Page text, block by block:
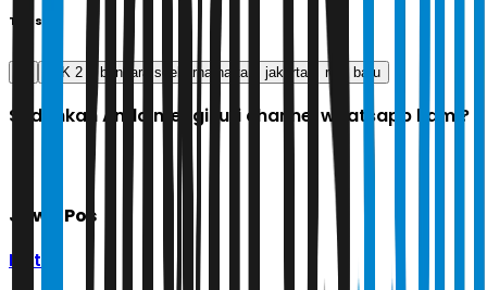
Tags
PIK 2 bandara soekarna hatta jakarta rute baru
Sudahkah Anda mengikuti channel whatsapp kami?
Jawa Pos
Ikuti